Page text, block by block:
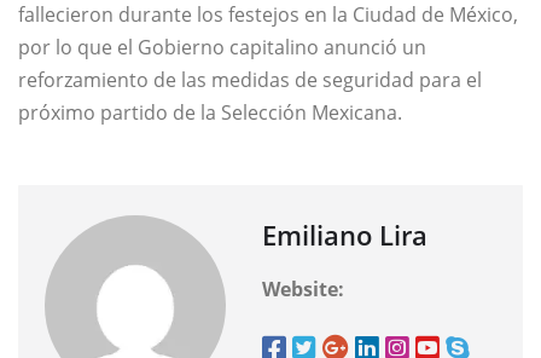
fallecieron durante los festejos en la Ciudad de México,
por lo que el Gobierno capitalino anunció un
reforzamiento de las medidas de seguridad para el
próximo partido de la Selección Mexicana.
Emiliano Lira
Website: